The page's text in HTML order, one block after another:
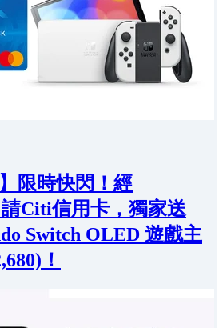
限時快閃！經
Citi信用卡，獨家送
Switch OLED 遊戲主
！